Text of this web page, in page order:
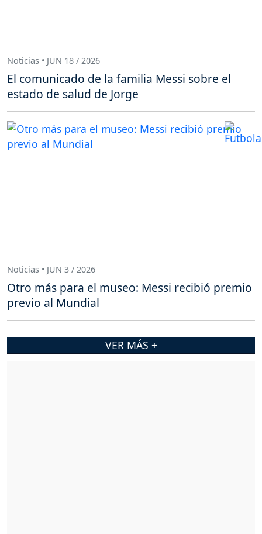
Noticias • JUN 18 / 2026
El comunicado de la familia Messi sobre el
estado de salud de Jorge
Noticias • JUN 3 / 2026
Otro más para el museo: Messi recibió premio
previo al Mundial
VER MÁS +